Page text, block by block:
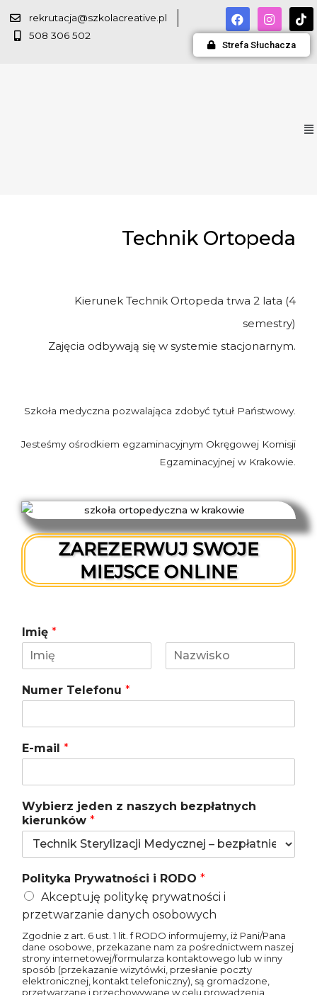
rekrutacja@szkolacreative.pl
508 306 502
Strefa Słuchacza
Technik Ortopeda
Kierunek Technik Ortopeda trwa 2 lata (4
semestry)
Zajęcia odbywają się w systemie stacjonarnym.
Szkoła medyczna pozwalająca zdobyć tytuł Państwowy.
Jesteśmy ośrodkiem egzaminacyjnym Okręgowej Komisji
Egzaminacyjnej w Krakowie.
ZAREZERWUJ SWOJE
MIEJSCE ONLINE
Imię *
m
i
s
Numer Telefonu *
E-mail *
Wybierz jeden z naszych bezpłatnych
kierunków *
Polityka Prywatności i RODO *
Akceptuję politykę prywatności i
przetwarzanie danych osobowych
Zgodnie z art. 6 ust. 1 lit. f RODO informujemy, iż Pani/Pana
dane osobowe, przekazane nam za pośrednictwem naszej
strony internetowej/formularza kontaktowego lub w inny
sposób (przekazanie wizytówki, przesłanie poczty
elektronicznej, kontakt telefoniczny), są gromadzone,
przetwarzane i przechowywane w celu prowadzenia